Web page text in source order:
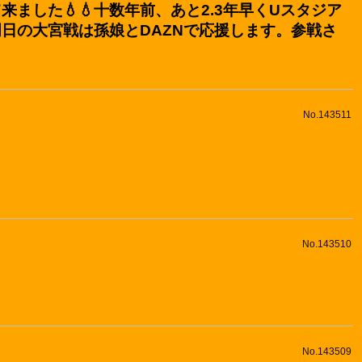
ました💧💧十数年前、あと2.3年早くUスタジア
の大宮戦は孫娘とDAZNで応援します。参戦さ
No.143511
No.143510
No.143509